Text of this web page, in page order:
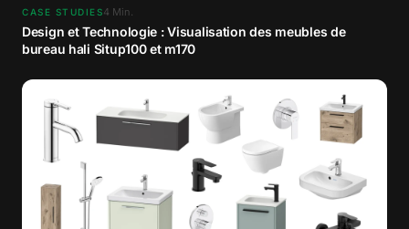
CASE STUDIES4 Min.
Design et Technologie : Visualisation des meubles de
bureau hali Situp100 et m170